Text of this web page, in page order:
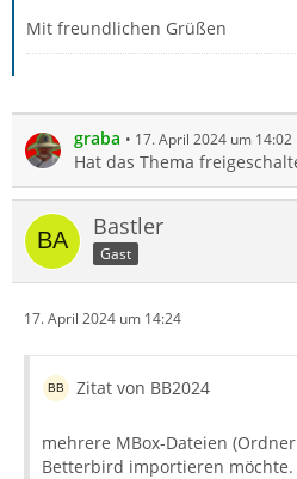
Mit freundlichen Grüßen
graba 17. April 2024 um 14:02
Hat das Thema
Bastler
Gast
17. April 2024 um 14:24
Zitat von BB2024
mehrere MBox-Dateien
Betterbird importieren möchte.